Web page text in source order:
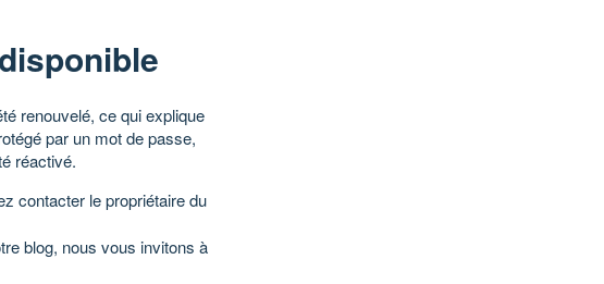
renouvelé, ce qui explique
par un mot de passe,
réactivé.
contacter le propriétaire du
blog, nous vous invitons à